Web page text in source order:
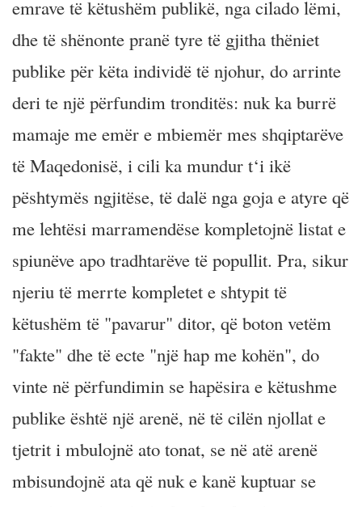
emrave të këtushëm publikë, nga cilado lëmi,
dhe të shënonte pranë tyre të gjitha thëniet
publike për këta individë të njohur, do arrinte
deri te një përfundim tronditës: nuk ka burrë
mamaje me emër e mbiemër mes shqiptarëve
të Maqedonisë, i cili ka mundur t‘i ikë
pështymës ngjitëse, të dalë nga goja e atyre që
me lehtësi marramendëse kompletojnë listat e
spiunëve apo tradhtarëve të popullit. Pra, sikur
njeriu të merrte kompletet e shtypit të
këtushëm të "pavarur" ditor, që boton vetëm
"fakte" dhe të ecte "një hap me kohën", do
vinte në përfundimin se hapësira e këtushme
publike është një arenë, në të cilën njollat e
tjetrit i mbulojnë ato tonat, se në atë arenë
mbisundojnë ata që nuk e kanë kuptuar se